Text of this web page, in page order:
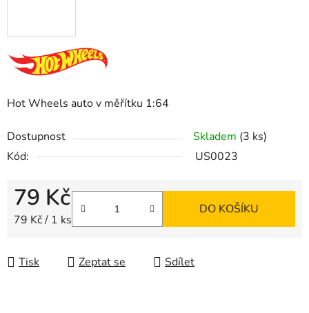
Hot Wheels auto v měřítku 1:64
Dostupnost Skladem (3 ks)
Kód:
US0023
79 Kč
Měrná cena:
79 Kč / 1 ks
DO KOŠÍKU
Tisk Zeptat se Sdílet